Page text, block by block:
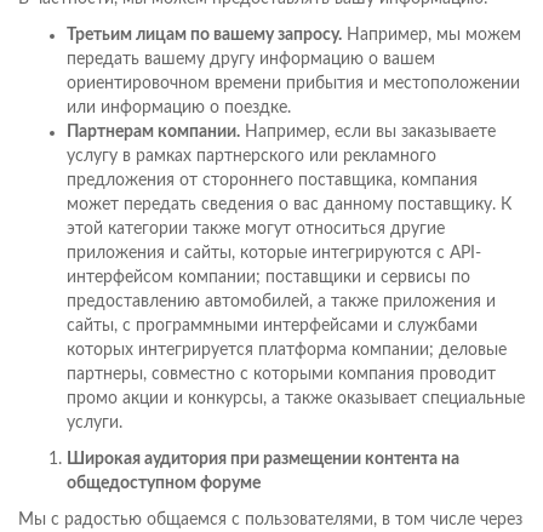
Третьим лицам по вашему запросу. Например, мы можем
передать вашему другу информацию о вашем
ориентировочном времени прибытия и местоположении
или информацию о поездке.
Партнерам компании. Например, если вы заказываете
услугу в рамках партнерского или рекламного
предложения от стороннего поставщика, компания
может передать сведения о вас данному поставщику. К
этой категории также могут относиться другие
приложения и сайты, которые интегрируются с API-
интерфейсом компании; поставщики и сервисы по
предоставлению автомобилей, а также приложения и
сайты, с программными интерфейсами и службами
которых интегрируется платформа компании; деловые
партнеры, совместно с которыми компания проводит
промо акции и конкурсы, а также оказывает специальные
услуги.
Широкая аудитория при размещении контента на
общедоступном форуме
Мы с радостью общаемся с пользователями, в том числе через